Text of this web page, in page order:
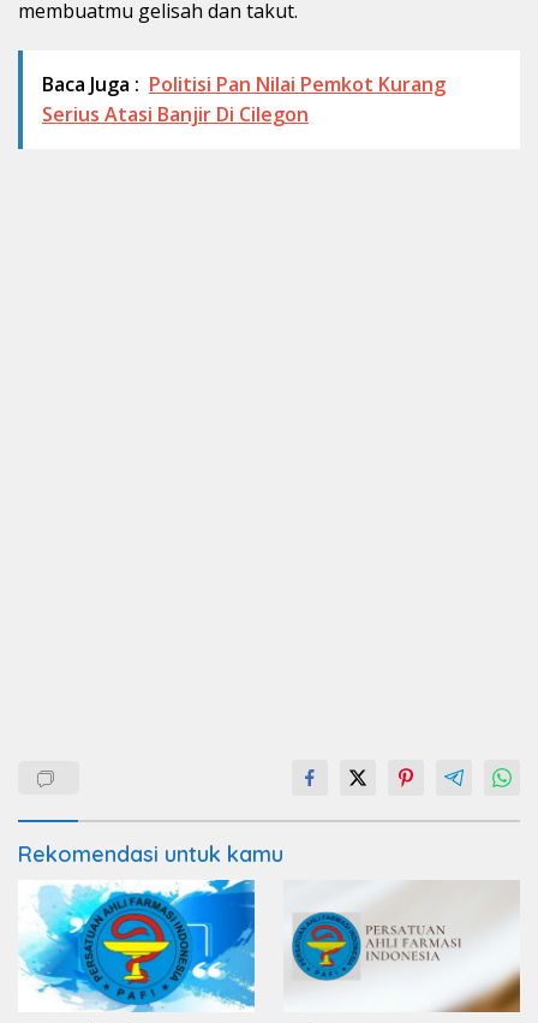
membuatmu gelisah dan takut.
Baca Juga : Politisi Pan Nilai Pemkot Kurang
Serius Atasi Banjir Di Cilegon
Rekomendasi untuk kamu